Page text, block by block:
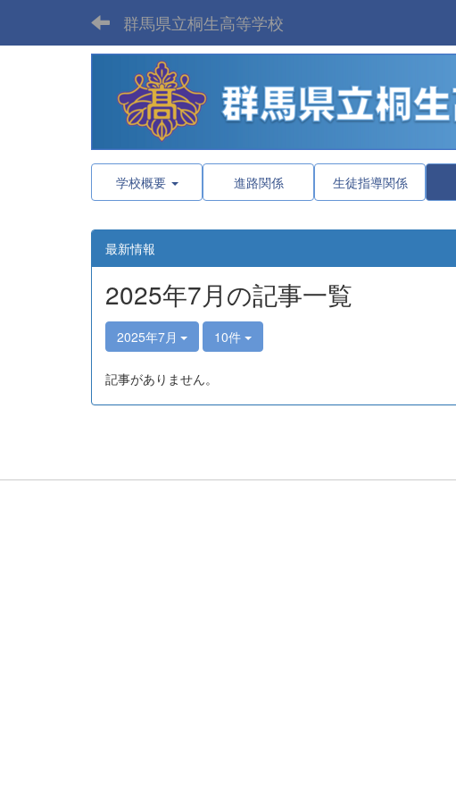
群馬県立桐生高等学校
学校概要 進路関係 生徒指導関係
最新情報
2025年7月の記事一覧
2025年7月 10件
記事がありません。